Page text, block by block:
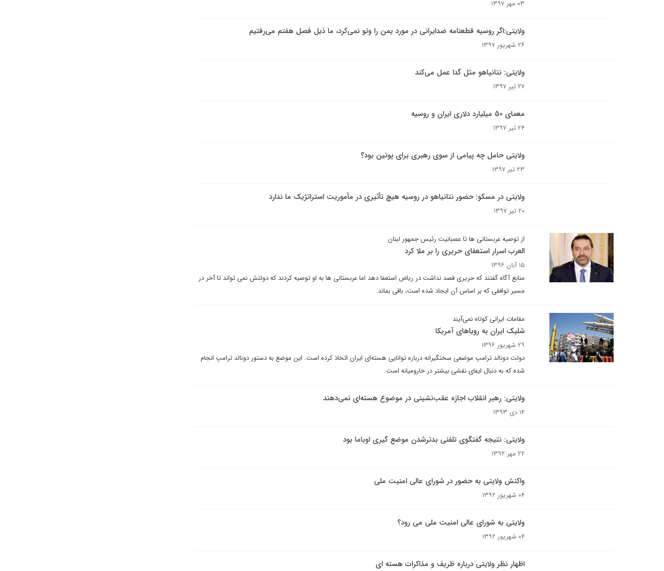
۰۳ مهر ۱۳۹۷
ولایتی:اگر روسیه قطعنامه ضدایرانی در مورد یمن را وتو نمی‌کرد، ما ذیل فصل هفتم می‌رفتیم
۲۶ شهریور ۱۳۹۷
ولایتی: نتانیاهو مثل گدا عمل می‌کند
۲۷ تیر ۱۳۹۷
معمای ۵۰ میلیارد دلاری ایران و روسیه
۲۴ تیر ۱۳۹۷
ولایتی حامل چه پیامی از سوی رهبری برای پوتین بود؟
۲۳ تیر ۱۳۹۷
ولایتی در مسکو: حضور نتانیاهو در روسیه هیچ تأثیری در مأموریت استراتژیک ما ندارد
۲۰ تیر ۱۳۹۷
از توصیه عربستانی ها تا عصبانیت رئیس جمهور لبنان
العرب اسرار استعفای حریری را بر ملا کرد
۱۵ آبان ۱۳۹۶
منابع آگاه گفتند که حریری قصد نداشت در ریاض استعفا دهد اما عربستانی ها به او توصیه کردند که دولتش نمی تواند تا آخر در
مسیر توافقی که بر اساس آن ایجاد شده است، باقی بماند.
مقامات ایرانی کوتاه نمی‌آیند
شلیک ایران به رویاهای آمریکا
۲۹ شهریور ۱۳۹۶
دولت دونالد ترامپ موضعی سختگیرانه درباره توانایی هسته‌ای ایران اتخاذ کرده است. این موضع به دستور دونالد ترامپ انجام
شده که به دنبال ایفای نقشی بیشتر در خارومیانه است.
ولایتی: رهبر انقلاب اجازه عقب‌نشینی در موضوع هسته‌ای نمی‌دهند
۱۴ دی ۱۳۹۳
ولایتی: نتیجه گفتگوی تلفنی بدترشدن موضع گیری اوباما بود
۲۲ مهر ۱۳۹۲
واکنش ولایتی به حضور در شورای عالی امنیت ملی
۰۴ شهریور ۱۳۹۲
ولایتی به شورای عالی امنیت ملی می رود؟
۰۴ شهریور ۱۳۹۲
اظهار نظر ولایتی درباره ظریف و مذاکرات هسته ای